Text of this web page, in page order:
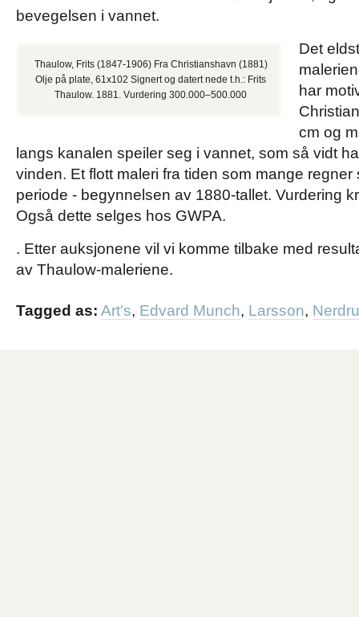
bevegelsen i vannet.
Thaulow, Frits (1847-1906) Fra Christianshavn (1881)
Olje på plate, 61x102 Signert og datert nede t.h.: Frits
Thaulow. 1881. Vurdering 300.000–500.000
Det
har
cm og
langs kanalen speiler seg i vannet, som så vidt
vinden. Et flott maleri fra tiden som mange
periode - begynnelsen av 1880-tallet. Vurdering
Også dette selges hos GWPA.
. Etter auksjonene vil vi komme tilbake med
av Thaulow-maleriene.
Tagged as: Art's, Edvard Munch, Larsson,